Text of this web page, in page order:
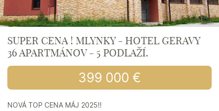
SUPER CENA ! MLYNKY - HOTEL GERAVY
36 APARTMÁNOV - 5 PODLAŽÍ.
399 000 €
NOVÁ TOP CENA MÁJ 2025!!